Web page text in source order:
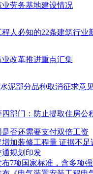
业劳务基地建设情况
程人必知的22条建筑行业
业改革推进重点汇集
泥部分品种取消征求意
四部门：防止提取住房公
否还需要支付双倍工资
增加装修工程量 证据不足
通规划印发
7项国家标准，含多项